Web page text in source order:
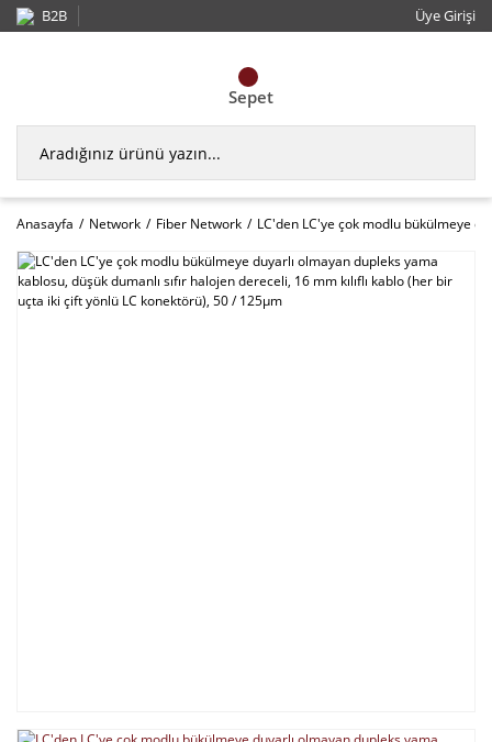
B2B Üye Girişi
Sepet
Anasayfa Network Fiber Network LC'den LC'ye çok modlu bükülmeye